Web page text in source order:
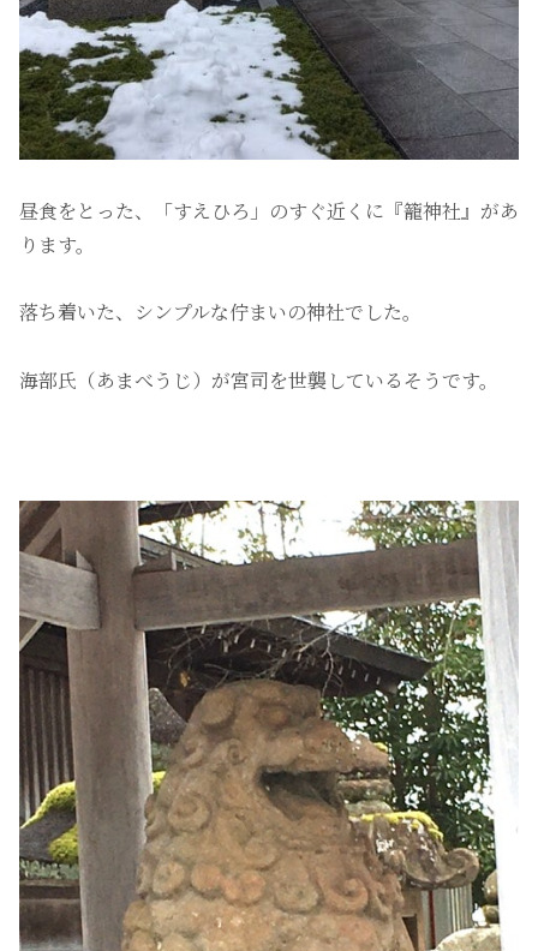
昼食をとった、「すえひろ」のすぐ近くに『籠神社』があ
ります。
落ち着いた、シンプルな佇まいの神社でした。
海部氏（あまべうじ）が宮司を世襲しているそうです。